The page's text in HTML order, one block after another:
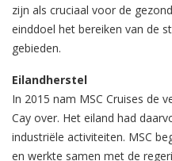
zijn als cruciaal voor de
einddoel het bereiken van de
gebieden.
Eilandherstel
In 2015 nam MSC Cruises de
Cay over. Het eiland had
industriële activiteiten. MSC
en werkte samen met de